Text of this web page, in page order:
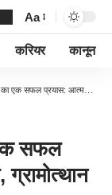
Font
Resizer
Aa
करियर कानून
की मिसाल, ग्रामोत्थान (रीप) परियोजना का कमाल
सफल